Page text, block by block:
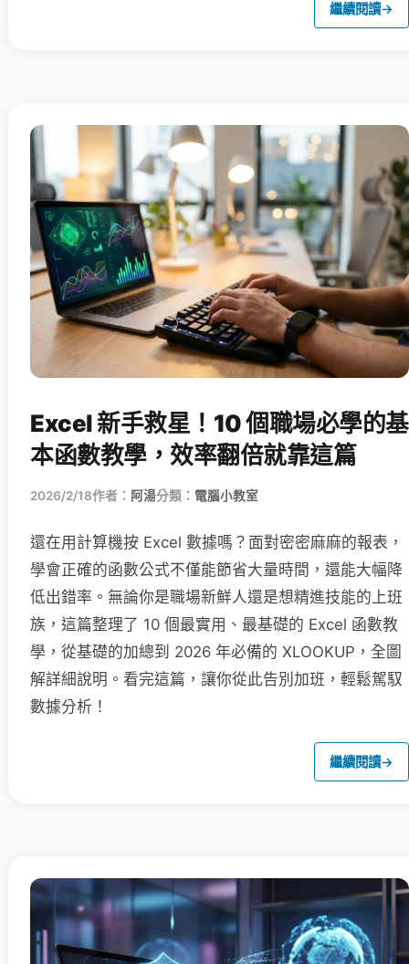
繼續閱讀→
Excel 新手救星！10 個職場必學的基
本函數教學，效率翻倍就靠這篇
2026/2/18作者： 阿湯分類： 電腦小教室
還在用計算機按 Excel 數據嗎？面對密密麻麻的報表，
學會正確的函數公式不僅能節省大量時間，還能大幅降
低出錯率。無論你是職場新鮮人還是想精進技能的上班
族，這篇整理了 10 個最實用、最基礎的 Excel 函數教
學，從基礎的加總到 2026 年必備的 XLOOKUP，全圖
解詳細說明。看完這篇，讓你從此告別加班，輕鬆駕馭
數據分析！
繼續閱讀→